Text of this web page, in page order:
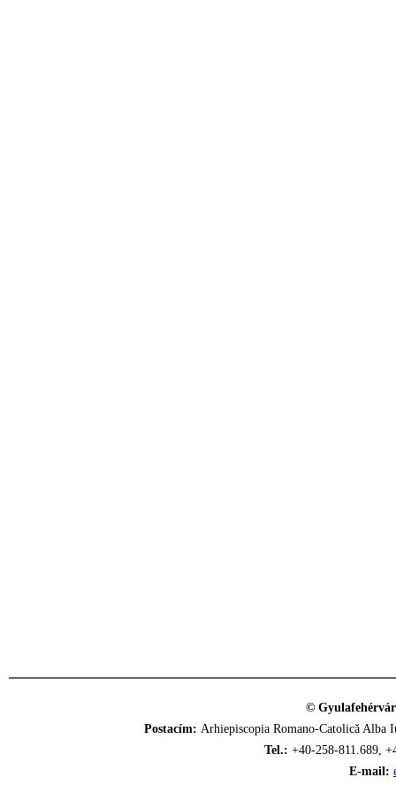
©
Postacím: Arhiepiscopia Romano-Catolică
Tel.: +40-258-811.689,
E-mail: